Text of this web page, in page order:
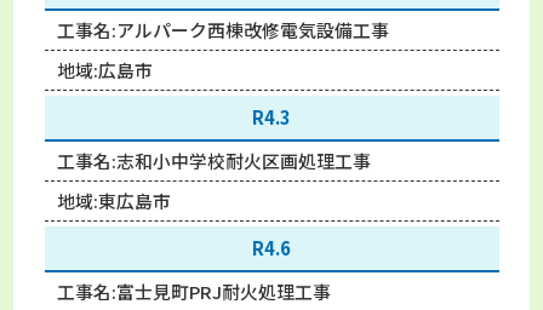
工事名:アルパーク西棟改修電気設備工事
地域:広島市
R4.3
工事名:志和小中学校耐火区画処理工事
地域:東広島市
R4.6
工事名:富士見町PRJ耐火処理工事